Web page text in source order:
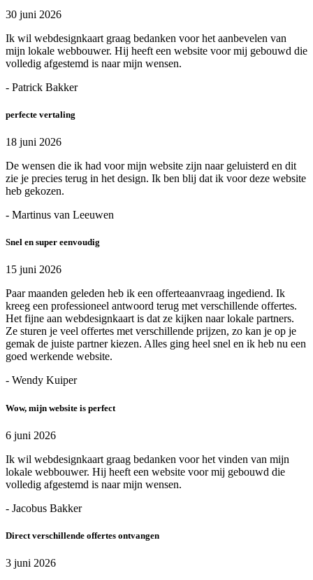
30 juni 2026
Ik wil webdesignkaart graag bedanken voor het aanbevelen van
mijn lokale webbouwer. Hij heeft een website voor mij gebouwd die
volledig afgestemd is naar mijn wensen.
- Patrick Bakker
perfecte vertaling
18 juni 2026
De wensen die ik had voor mijn website zijn naar geluisterd en dit
zie je precies terug in het design. Ik ben blij dat ik voor deze website
heb gekozen.
- Martinus van Leeuwen
Snel en super eenvoudig
15 juni 2026
Paar maanden geleden heb ik een offerteaanvraag ingediend. Ik
kreeg een professioneel antwoord terug met verschillende offertes.
Het fijne aan webdesignkaart is dat ze kijken naar lokale partners.
Ze sturen je veel offertes met verschillende prijzen, zo kan je op je
gemak de juiste partner kiezen. Alles ging heel snel en ik heb nu een
goed werkende website.
- Wendy Kuiper
Wow, mijn website is perfect
6 juni 2026
Ik wil webdesignkaart graag bedanken voor het vinden van mijn
lokale webbouwer. Hij heeft een website voor mij gebouwd die
volledig afgestemd is naar mijn wensen.
- Jacobus Bakker
Direct verschillende offertes ontvangen
3 juni 2026